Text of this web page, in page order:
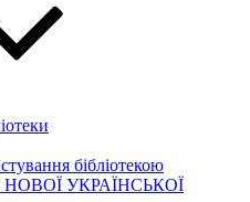
бібліотекою
НОВОЇ УКРАЇНСЬКОЇ